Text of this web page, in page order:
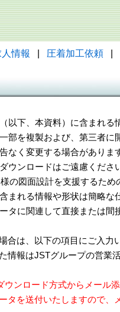
情報 圧着加工依頼
以下、本資料）に含まれる
部を複製および、第三者に
なく変更する場合がありま
ウンロードはご遠慮くださ
の図面設計を支援するため
れる情報や形状は簡略な
に関連して直接または間
合は、以下の項目にご入力
情報はJSTグループの営業
ウンロード方式からメール
タを送付いたしますので、